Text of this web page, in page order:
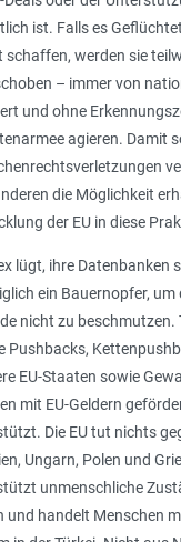
ist. Falls es
schaffen, werden sie
– immer von
und ohne
agieren. Damit
die Möglichkeit
der EU in diese
lügt, ihre Datenbanken
ein Bauernopfer, um
nicht zu beschmutzen.
Pushbacks,
EU-Staaten sowie
mit EU-Geldern
Die EU tut nichts
Ungarn, Polen und
unmenschliche
und handelt Menschen